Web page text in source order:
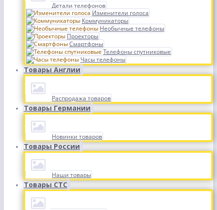
Детали телефонов
Изменители голоса
Коммуникаторы
Необычные телефоны
Проекторы
Смартфоны
Телефоны спутниковые
Часы телефоны
Товары Англии
Распродажа товаров
Товары Германии
Новинки товаров
Товары России
Наши товары
Товары СТС